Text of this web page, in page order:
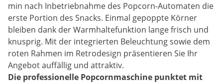
min nach Inbetriebnahme des Popcorn-Automaten die
erste Portion des Snacks. Einmal gepoppte Körner
bleiben dank der Warmhaltefunktion lange frisch und
knusprig. Mit der integrierten Beleuchtung sowie dem
roten Rahmen im Retrodesign präsentieren Sie Ihr
Angebot auffällig und attraktiv.
Die professionelle Popcornmaschine punktet mit